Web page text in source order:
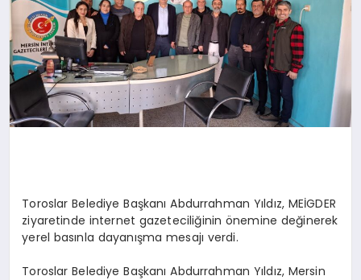
Toroslar Belediye Başkanı Abdurrahman Yıldız, MEİGDER
ziyaretinde internet gazeteciliğinin önemine değinerek
yerel basınla dayanışma mesajı verdi.
Toroslar Belediye Başkanı Abdurrahman Yıldız, Mersin